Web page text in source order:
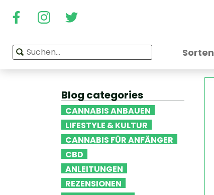
Sorten
Blog categories
CANNABIS ANBAUEN
LIFESTYLE & KULTUR
CANNABIS FÜR ANFÄNGER
CBD
ANLEITUNGEN
REZENSIONEN